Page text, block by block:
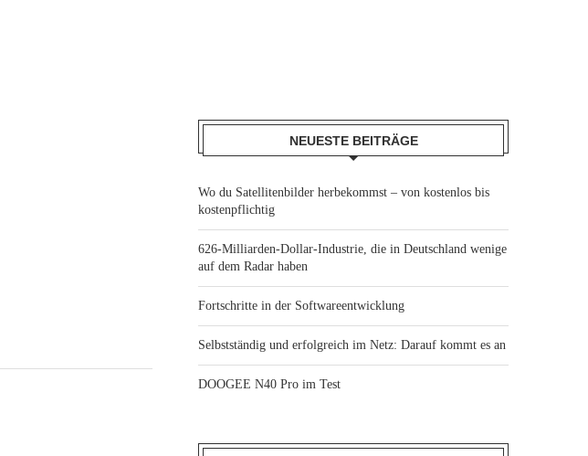
NEUESTE BEITRÄGE
Wo du Satellitenbilder herbekommst – von kostenlos bis
kostenpflichtig
626-Milliarden-Dollar-Industrie, die in Deutschland wenige
auf dem Radar haben
Fortschritte in der Softwareentwicklung
Selbstständig und erfolgreich im Netz: Darauf kommt es an
DOOGEE N40 Pro im Test